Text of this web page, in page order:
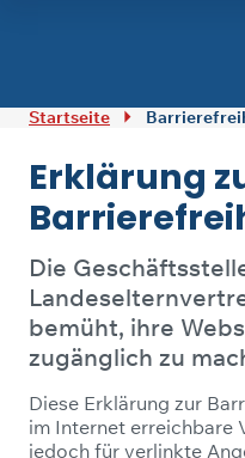
Zum Inhalt springen
Startseite
Erklärung
Die
bemüht, ihre
zugänglich zu
Diese Erklärung zur
im Internet erreichbare
jedoch für verlinkte